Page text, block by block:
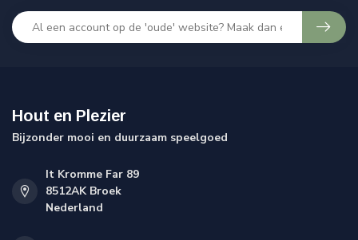
Hout en Plezier
Bijzonder mooi en duurzaam speelgoed
It Kromme Far 89
8512AK Broek
Nederland